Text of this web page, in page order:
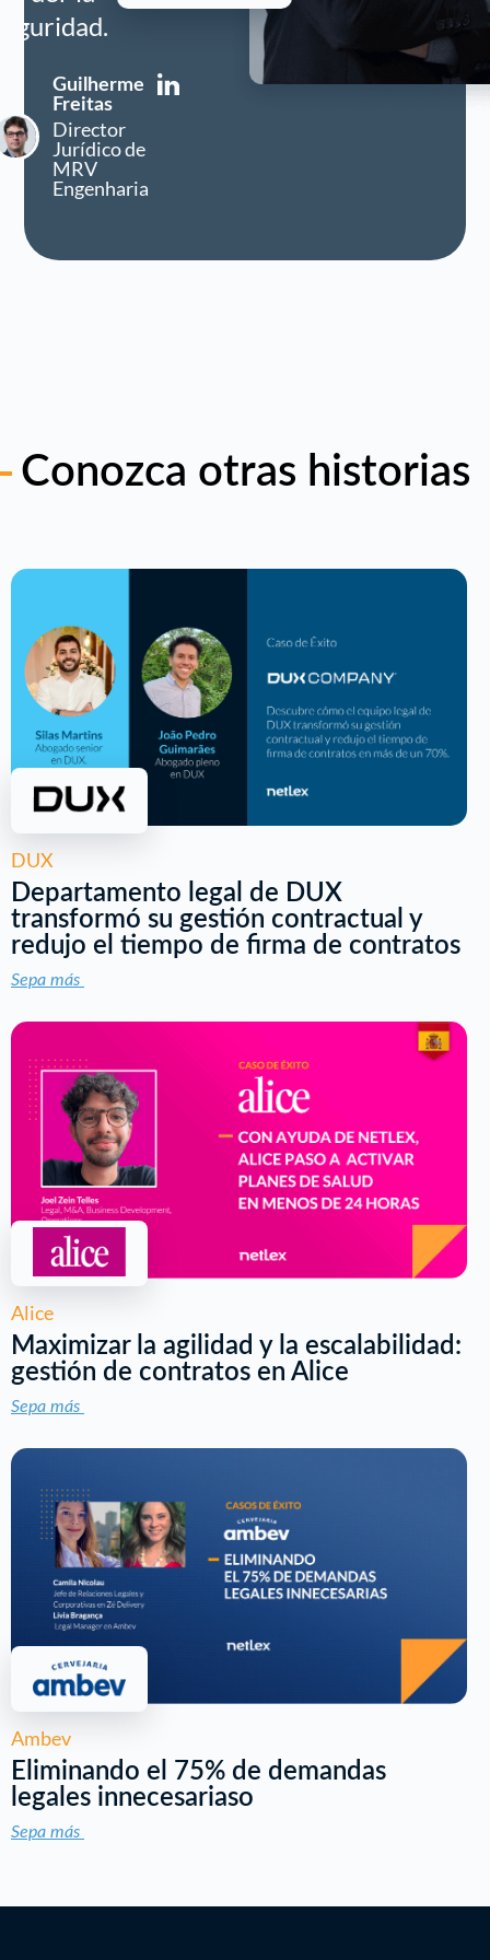
Guilherme
Freitas
Director
Jurídico de
MRV
Engenharia
Conozca otras historias
DUX
Departamento legal de DUX
transformó su gestión contractual y
redujo el tiempo de firma de contratos
Sepa más
Alice
Maximizar la agilidad y la escalabilidad:
gestión de contratos en Alice
Sepa más
Ambev
Eliminando el 75% de demandas
legales innecesariaso
Sepa más